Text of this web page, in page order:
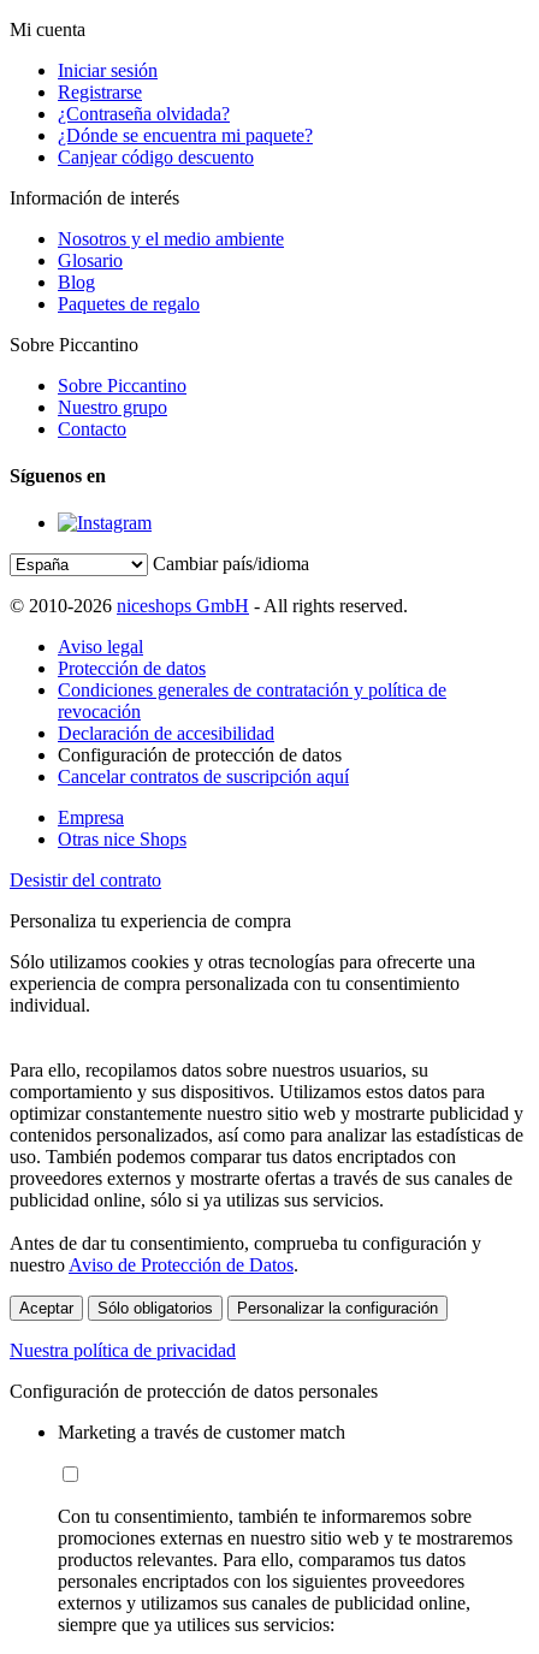
Mi cuenta
Iniciar sesión
Registrarse
¿Contraseña olvidada?
¿Dónde se encuentra mi paquete?
Canjear código descuento
Información de interés
Nosotros y el medio ambiente
Glosario
Blog
Paquetes de regalo
Sobre Piccantino
Sobre Piccantino
Nuestro grupo
Contacto
Síguenos en
Cambiar país/idioma
© 2010-2026 niceshops GmbH - All rights reserved.
Aviso legal
Protección de datos
Condiciones generales de contratación y política de
revocación
Declaración de accesibilidad
Configuración de protección de datos
Cancelar contratos de suscripción aquí
Empresa
Otras nice Shops
Desistir del contrato
Personaliza tu experiencia de compra
Sólo utilizamos cookies y otras tecnologías para ofrecerte una
experiencia de compra personalizada con tu consentimiento
individual.
Para ello, recopilamos datos sobre nuestros usuarios, su
comportamiento y sus dispositivos. Utilizamos estos datos para
optimizar constantemente nuestro sitio web y mostrarte publicidad y
contenidos personalizados, así como para analizar las estadísticas de
uso. También podemos comparar tus datos encriptados con
proveedores externos y mostrarte ofertas a través de sus canales de
publicidad online, sólo si ya utilizas sus servicios.
Antes de dar tu consentimiento, comprueba tu configuración y
nuestro Aviso de Protección de Datos.
Aceptar Sólo obligatorios Personalizar la configuración
Nuestra política de privacidad
Configuración de protección de datos personales
Marketing a través de customer match
Con tu consentimiento, también te informaremos sobre
promociones externas en nuestro sitio web y te mostraremos
productos relevantes. Para ello, comparamos tus datos
personales encriptados con los siguientes proveedores
externos y utilizamos sus canales de publicidad online,
siempre que ya utilices sus servicios: